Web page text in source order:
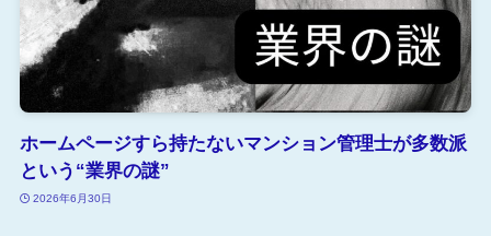
ホームページすら持たないマンション管理士が多数派
という“業界の謎”
2026年6月30日